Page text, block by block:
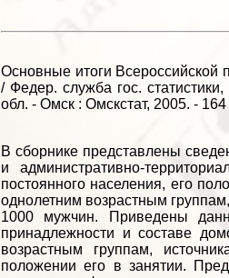
Основные итоги Всероссийской
/ Федер. служба гос.
обл. - Омск : Омскстат, 2005. - 164
В сборнике представлены
и административно-
постоянного населения, его
однолетним возрастным
1000 мужчин. Приведены
принадлежности и составе
возрастным группам,
положении его в занятии.